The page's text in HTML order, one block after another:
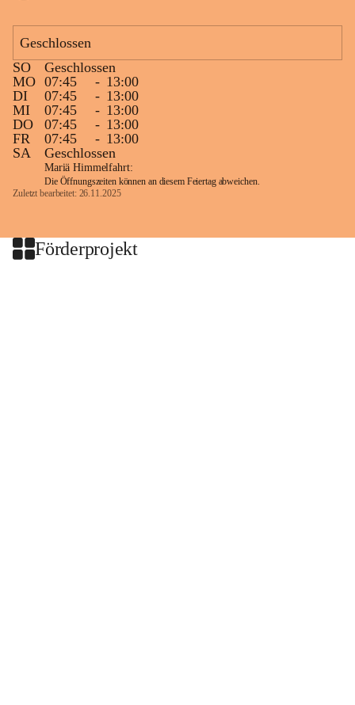
Geschlossen
SO
Geschlossen
MO 07:45 - 13:00
DI
07:45 - 13:00
MI
07:45 - 13:00
DO
07:45 - 13:00
FR
07:45 - 13:00
SA
Geschlossen
Mariä Himmelfahrt:
Die Öffnungszeiten können an diesem Feiertag abweichen.
Zuletzt bearbeitet: 26.11.2025
Förderprojekt